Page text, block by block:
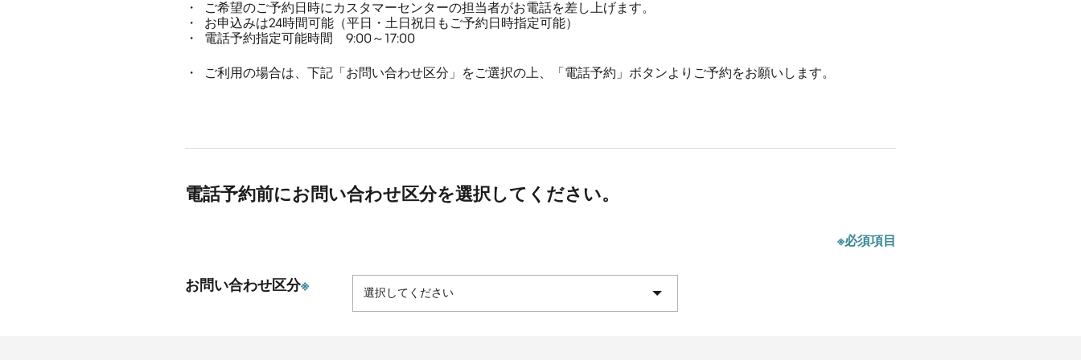
ご希望のご予約日時にカスタマーセンターの担当者がお電話を差し上げます。
お申込みは24時間可能（平日・土日祝日もご予約日時指定可能）
電話予約指定可能時間 9:00～17:00
ご利用の場合は、下記「お問い合わせ区分」をご選択の上、「電話予約」ボタンよりご予約をお願いします。
電話予約前にお問い合わせ区分を選択してください。
※必須項目
お問い合わせ区分※